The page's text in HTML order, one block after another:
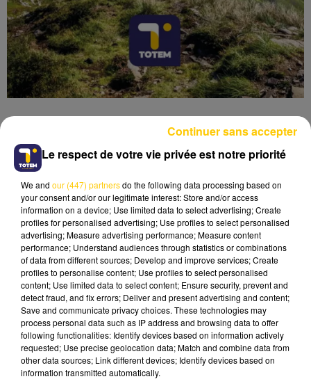
Lecture (4 min 36 sec)
23 mai 2026 - 4 min 36 sec
L'INFO DU CANTAL 23/05/26 À 08H30
Ecoutez sur Totem l'information dans le Cantal,
le pays de Brioude et Issoire avec les reportages
de nos journalistes sur le terrain .
Le respect de votre vie privée est notre priorité
We and our (447) partnersdo the following data processing based on
your consent and/or our legitimate interest: Store and/or access
information on a device; Use limited data to select advertising; Create
profiles for personalised advertising; Use profiles to select personalised
advertising; Measure advertising performance; Measure content
performance; Understand audiences through statistics or combinations
of data from different sources; Develop and improve services; Create
profiles to personalise content; Use profiles to select personalised
content; Use limited data to select content; Ensure security, prevent and
detect fraud, and fix errors; Deliver and present advertising and content;
Save and communicate privacy choices. These technologies may
process personal data such as IP address and browsing data to offer
following functionalities: Identify devices based on information actively
requested; Use precise geolocation data; Match and combine data from
other data sources; Link different devices; Identify devices based on
information transmitted automatically.
Continuer sans accepter